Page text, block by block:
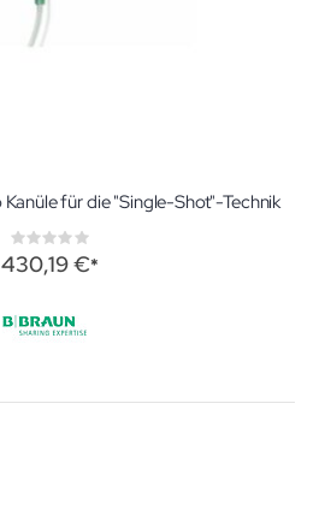
für die "Single-Shot"-Technik
Rating:
0%
430,19 €